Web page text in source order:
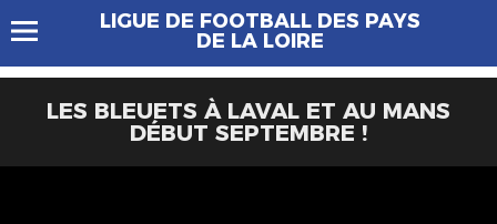
LIGUE DE FOOTBALL DES PAYS
DE LA LOIRE
LES BLEUETS À LAVAL ET AU MANS
DÉBUT SEPTEMBRE !